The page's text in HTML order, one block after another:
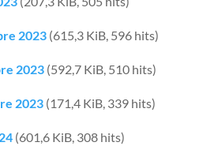
2023(615,3 KiB, 596 hits)
2023(592,7 KiB, 510 hits)
2023(171,4 KiB, 339 hits)
(601,6 KiB, 308 hits)